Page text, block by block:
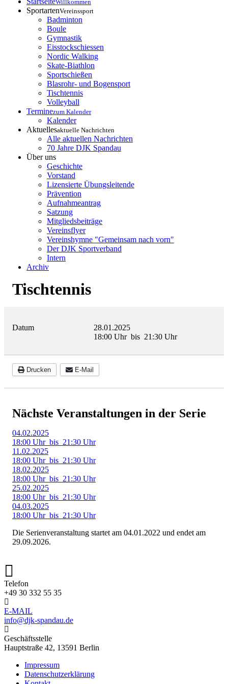
Willkommen
SportartenVereinssport
Badminton
Boule
Gymnastik
Eisstockschiessen
Nordic Walking
Skate-Biathlon
Sportschießen
Blasrohr- und Bogensport
Tischtennis
Volleyball
Terminezum Kalender
Kalender
Aktuellesaktuelle Nachrichten
Alle aktuellen Nachrichten
70 Jahre DJK Spandau
Über uns
Geschichte
Vorstand
Lizensierte Übungsleitende
Prävention
Aufnahmeantrag
Satzung
Mitgliedsbeiträge
Vereinsflyer
Vereinshymne "Gemeinsam nach vorn"
Der DJK Sportverband
Intern
Archiv
Tischtennis
Datum
28.01.2025
18:00 Uhr bis 21:30 Uhr
Drucken E-Mail
Nächste Veranstaltungen in der Serie
04.02.2025
18:00 Uhr bis 21:30 Uhr
11.02.2025
18:00 Uhr bis 21:30 Uhr
18.02.2025
18:00 Uhr bis 21:30 Uhr
25.02.2025
18:00 Uhr bis 21:30 Uhr
04.03.2025
18:00 Uhr bis 21:30 Uhr
Die Serienveranstaltung startet am 04.01.2022 und endet am
29.09.2026.
Telefon
+49 30 332 55 35
E-MAIL
info@djk-spandau.de
Geschäftsstelle
Hauptstraße 42, 13591 Berlin
Impressum
Datenschutzerklärung